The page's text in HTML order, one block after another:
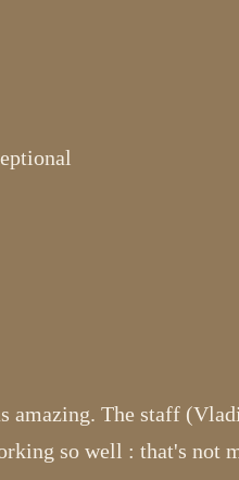
amazing. The staff
so well : that's not